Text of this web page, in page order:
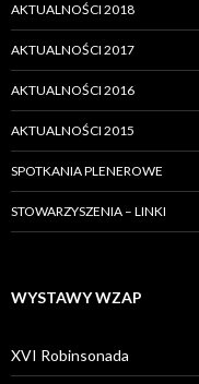
AKTUALNOŚCI 2018
AKTUALNOŚCI 2017
AKTUALNOŚCI 2016
AKTUALNOŚCI 2015
SPOTKANIA PLENEROWE
STOWARZYSZENIA – LINKI
WYSTAWY WZAP
XVI Robinsonada